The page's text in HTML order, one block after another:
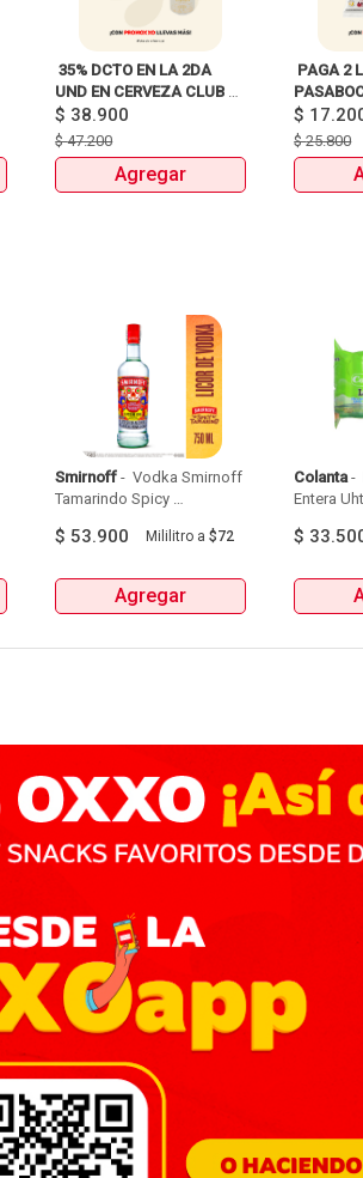
35% DCTO EN LA 2DA
UND EN CERVEZA CLUB
COLOMBIA 330 ML LATA X
6 UNIDADES
ANTES:$47.200
AHORA:$38.900
$ 38.900
$47.200
Agregar
PAGA 2
$
$25.800
Smirnoff - Vodka Smirnoff
Tamarindo Spicy
$ 53.900 Mililitro a$72
Agregar
Colanta -
Entera
$